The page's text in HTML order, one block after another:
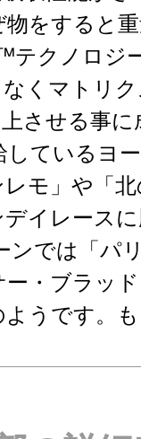
をすると
クノロジ
くマトリ
させる事
ているヨ
モ」や「
イレース
では「パ
・ブラッ
うです。